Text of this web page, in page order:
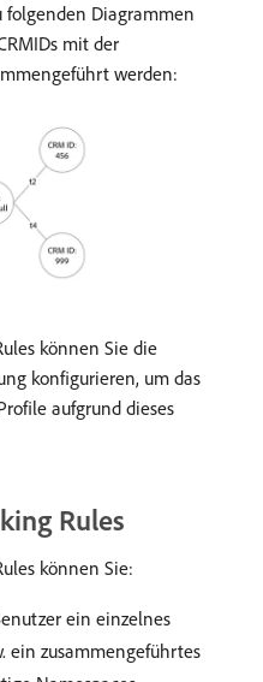
Diagrammen
mit der
werden:
können Sie die
konfigurieren, um das
aufgrund dieses
Rules
können Sie:
ein einzelnes
ein zusammengeführtes